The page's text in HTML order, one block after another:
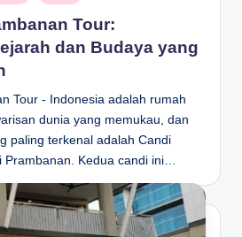
Tour:
dan Budaya yang
Tour - Indonesia adalah rumah
dunia yang memukau, dan
paling terkenal adalah Candi
Prambanan. Kedua candi ini…